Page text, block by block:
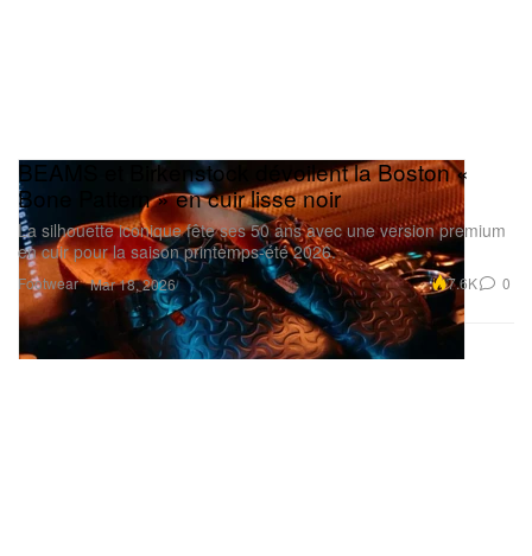
Footwear
BEAMS et Birkenstock dévoilent la Boston «
Bone Pattern » en cuir lisse noir
La silhouette iconique fête ses 50 ans avec une version premium
en cuir pour la saison printemps-été 2026.
Mar 18, 2026 7.6K 0